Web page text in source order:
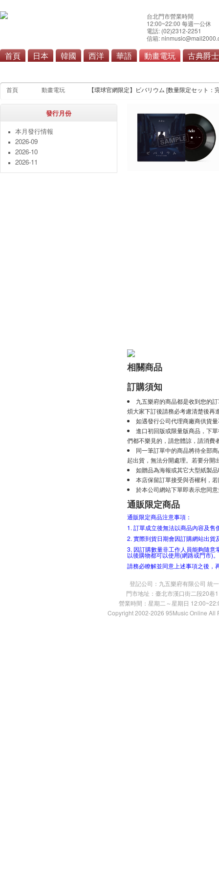
台北門市營業時間
12:00~22:00 每週一公休
電話: (02)2312-2251
信箱:
首頁 日本 韓國 西洋 華語 動畫電玩 古典爵士
首頁 動畫電玩 【環球官網限定】ビバリウム [数量限定セット
發行月份
本月發行情報
2026-09
2026-10
2026-11
相關商品
訂購須知
九五樂府的商品都是收到您的
煩大家下訂後請務必考慮清楚後再
如遇發行公司代理商廠商供貨
進口初回版或限量版商品，下
們都不樂見的，請您體諒，請消費
同一筆訂單中的商品將待全部
起出貨，無法分開處理。若要分開
如贈品為海報或其它大型紙製
本店保留訂單接受與否權利，
於本公司網站下單即表示您同
通販限定商品
通販限定商品注意事項：
1. 訂單成立後無法以商品內容及
2. 實際到貨日期會因訂購網站出
3. 因訂購數量非工作人員能夠隨
以後購物都可以使用(網路或門市)。
請務必瞭解並同意上述事項之後，
登記公司：九五樂府有限公司 統
門市地址：臺北市漢口街二段20
營業時間：星期二～星期日
Copyright 2002-2026 95Music Online All